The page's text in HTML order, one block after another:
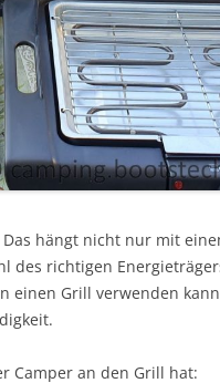
hängt nicht nur mit
des richtigen
einen Grill verwenden
Camper an den Grill hat: